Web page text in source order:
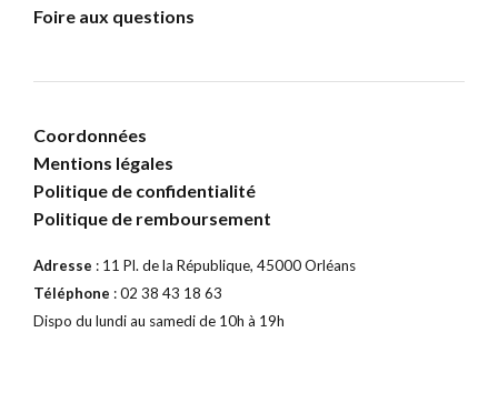
Foire aux questions
Coordonnées
Mentions légales
Politique de confidentialité
Politique de remboursement
Adresse : 11 Pl. de la République, 45000 Orléans
Téléphone : 02 38 43 18 63
Dispo du lundi au samedi de 10h à 19h